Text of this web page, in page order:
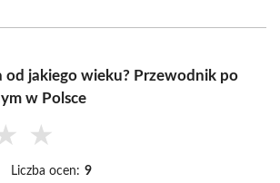
od jakiego wieku? Przewodnik po
w Polsce
★
Liczba ocen: 9